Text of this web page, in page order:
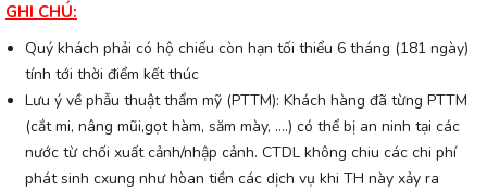
GHI CHÚ:
Quý khách phải có hộ chiếu còn hạn tối thiểu 6 tháng (181 ngày)
tính tới thời điểm kết thúc
Lưu ý về phẫu thuật thẩm mỹ (PTTM): Khách hàng đã từng PTTM
(cắt mi, nâng mũi,gọt hàm, săm mày, ….) có thể bị an ninh tại các
nước từ chối xuất cảnh/nhập cảnh. CTDL không chiu các chi phí
phát sinh cxung như hòan tiền các dịch vụ khi TH này xảy ra